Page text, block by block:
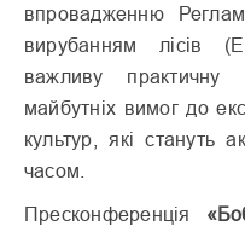
впровадженню
вирубанням лісів
важливу практичну
майбутніх вимог до
культур, які стануть
часом.
Пресконференція